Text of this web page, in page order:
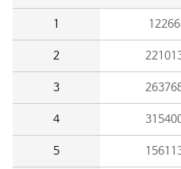
1 12266
2
3
4
5